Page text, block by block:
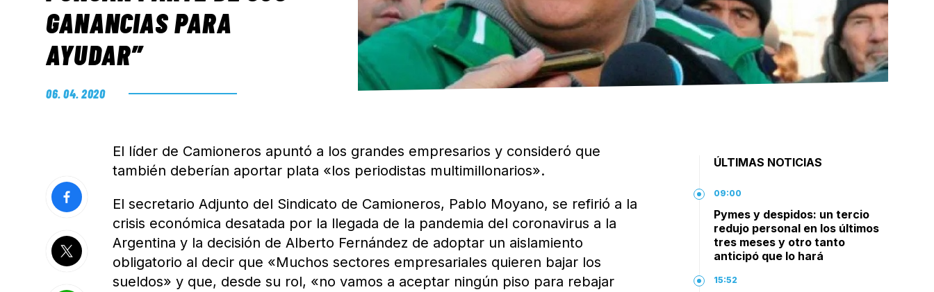
GANANCIAS PARA
AYUDAR”
06. 04. 2020
El líder de Camioneros apuntó a los grandes empresarios y consideró que
también deberían aportar plata «los periodistas multimillonarios».
El secretario Adjunto del Sindicato de Camioneros, Pablo Moyano, se refirió a la
crisis económica desatada por la llegada de la pandemia del coronavirus a la
Argentina y la decisión de Alberto Fernández de adoptar un aislamiento
obligatorio al decir que «Muchos sectores empresariales quieren bajar los
sueldos» y que, desde su rol, «no vamos a aceptar ningún piso para rebajar
ÚLTIMAS NOTICIAS
09:00
Pymes y despidos: un tercio
redujo personal en los últimos
tres meses y otro tanto
anticipó que lo hará
15:52